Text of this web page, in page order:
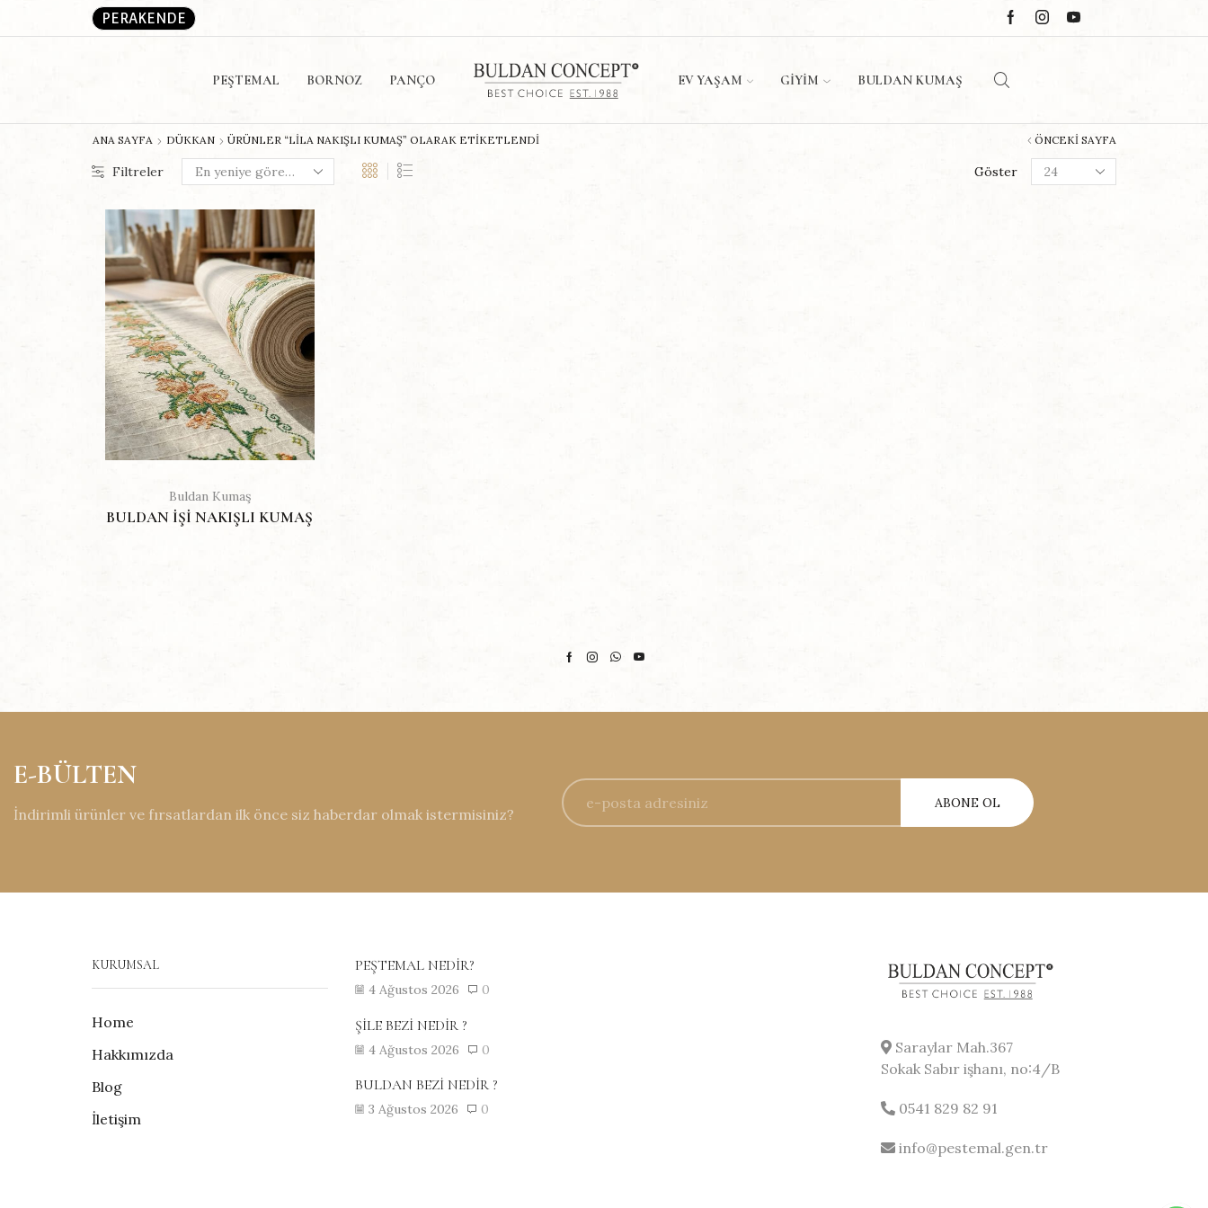
PERAKENDE
PEŞTEMAL BORNOZ PANÇO EV YAŞAM GIYIM BULDAN KUMAŞ
ANA SAYFA DÜKKAN ÜRÜNLER “LILA NAKIŞLI KUMAŞ” OLARAK ETIKETLENDI ÖNCEKI SAYFA
Filtreler Göster
Buldan Kumaş
BULDAN IŞI NAKIŞLI KUMAŞ
E-BÜLTEN
İndirimli ürünler ve fırsatlardan ilk önce siz haberdar olmak istermisiniz?
KURUMSAL
Home
Hakkımızda
Blog
İletişim
PEŞTEMAL NEDİR?
4 Ağustos 2026 0
ŞİLE BEZİ NEDİR ?
4 Ağustos 2026 0
BULDAN BEZİ NEDİR ?
3 Ağustos 2026 0
Saraylar Mah.367
Sokak Sabır işhanı, no:4/B
0541 829 82 91
info@pestemal.gen.tr